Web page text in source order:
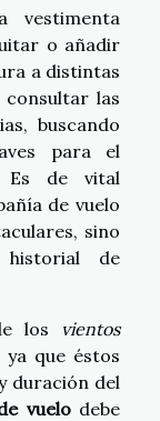
vestimenta
o añadir
a distintas
consultar las
buscando
para el
Es de vital
de vuelo
sino
de
los vientos
que éstos
duración del
vuelodebe